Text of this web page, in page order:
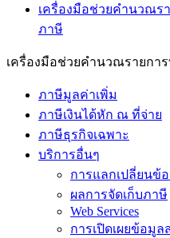
เครื่องมือช่วยคำนวณร
ภาษี
เครื่องมือช่วยคำนวณรายกา
ภาษีมูลค่าเพิ่ม
ภาษีเงินได้หัก ณ ที่จ่าย
ภาษีธุรกิจเฉพาะ
บริการอื่นๆ
การแลกเปลี่ยนข้
ผลการจัดเก็บภาษี
Web Services
การเปิดเผยข้อมูล